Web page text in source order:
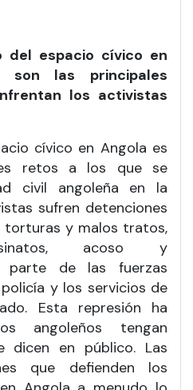
del espacio cívico en
son las principales
los activistas
cívico en Angola es
retos a los que se
civil angoleña en la
sufren detenciones
torturas y malos tratos,
acoso y
parte de las fuerzas
y los servicios de
Esta represión ha
angoleños tengan
dicen en público. Las
que defienden los